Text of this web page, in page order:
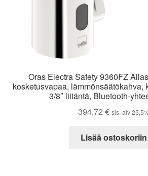
Oras Electra Safety 9360FZ
kosketusvapaa, lämmönsäätökahva,
3/8″ liitäntä, Bluetooth-
394,72 € sis. alv
Lisää ostoskoriin